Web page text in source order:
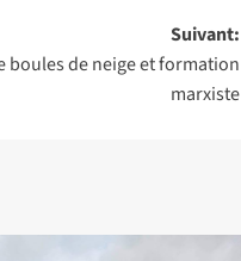
Suivant:
boules de neige et formation
marxiste